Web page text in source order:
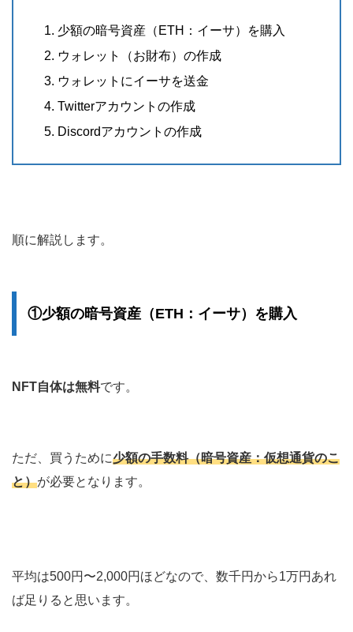
少額の暗号資産（ETH：イーサ）を購入
ウォレット（お財布）の作成
ウォレットにイーサを送金
Twitterアカウントの作成
Discordアカウントの作成
順に解説します。
①少額の暗号資産（ETH：イーサ）を購入
NFT自体は無料です。
ただ、買うために少額の手数料（暗号資産：仮想通貨のこ
と）が必要となります。
平均は500円〜2,000円ほどなので、数千円から1万円あれ
ば足りると思います。